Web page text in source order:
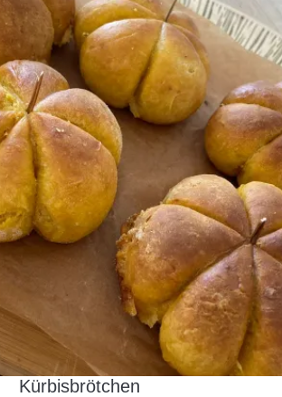
Kürbisbrötchen